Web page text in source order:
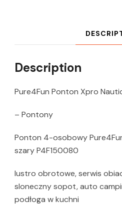
Description
Pure4Fun Ponton Xpro
– Pontony
Ponton 4-osobowy
szary P4F150080
lustro obrotowe, serwis
sloneczny sopot, auto
podłoga w kuchni